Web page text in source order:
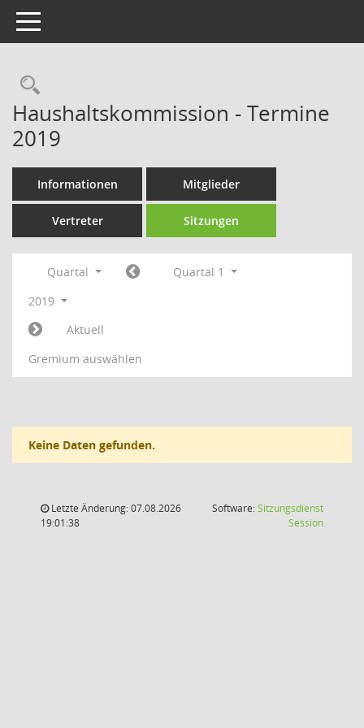
Toggle navigation
Rechercheauswahl
Haushaltskommission - Termine
2019
Informationen Mitglieder
Vertreter Sitzungen
Quartal
Quartal 1
2019
Aktuell
Gremium auswählen
Keine Daten gefunden.
Letzte Änderung: 07.08.2026
19:01:38
Software:Sitzungsdienst
Session(Wird in